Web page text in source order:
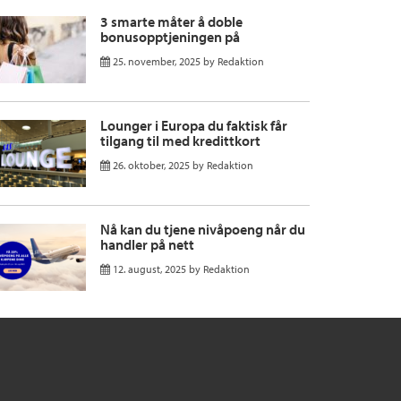
3 smarte måter å doble
bonusopptjeningen på
25. november, 2025 by Redaktion
Lounger i Europa du faktisk får
tilgang til med kredittkort
26. oktober, 2025 by Redaktion
Nå kan du tjene nivåpoeng når du
handler på nett
12. august, 2025 by Redaktion